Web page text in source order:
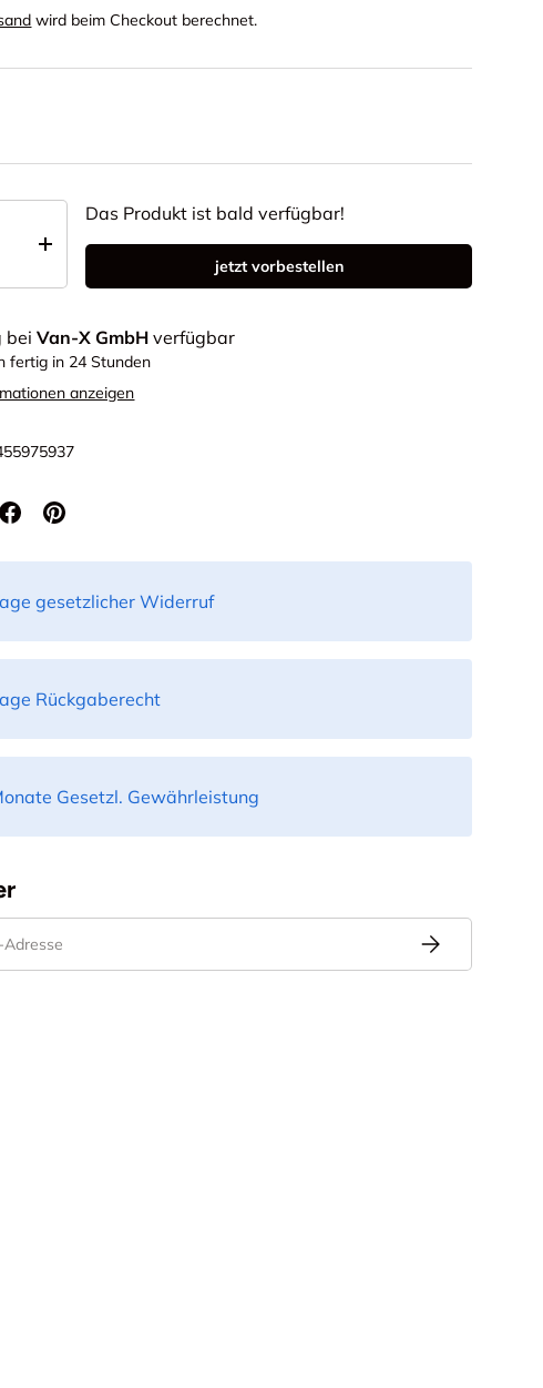
laden
wird beim Checkout berechnet.
+
Das Produkt ist bald verfügbar!
jetzt vorbestellen
beiVan-X GmbH verfügbar
fertig in 24 Stunden
anzeigen
gesetzlicher Widerruf
Rückgaberecht
Gesetzl. Gewährleistung
Abonnieren